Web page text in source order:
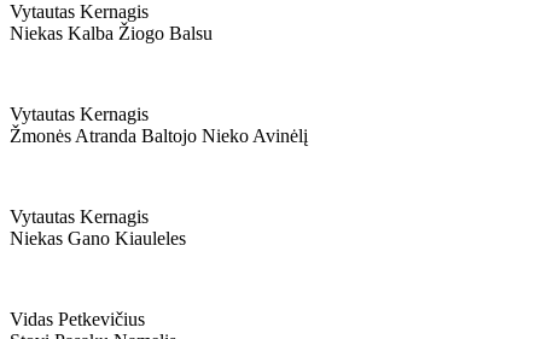
Vytautas Kernagis
Niekas Kalba Žiogo Balsu
Vytautas Kernagis
Žmonės Atranda Baltojo Nieko Avinėlį
Vytautas Kernagis
Niekas Gano Kiauleles
Vidas Petkevičius